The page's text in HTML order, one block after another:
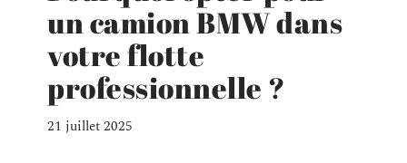
un camion BMW dans
votre flotte
professionnelle ?
21 juillet 2025